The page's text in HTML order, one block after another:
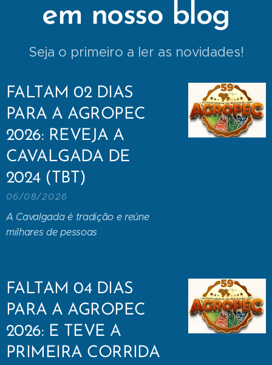
em nosso blog
Seja o primeiro a ler as novidades!
FALTAM 02 DIAS
PARA A AGROPEC
2026: REVEJA A
CAVALGADA DE
2024 (TBT)
06/08/2026
A Cavalgada é tradição e reúne
milhares de pessoas
FALTAM 04 DIAS
PARA A AGROPEC
2026: E TEVE A
PRIMEIRA CORRIDA